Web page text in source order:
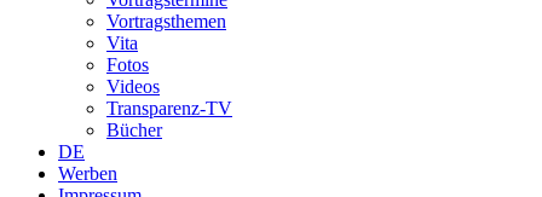
Vortragsthemen
Vita
Fotos
Videos
Transparenz-TV
Bücher
DE
Werben